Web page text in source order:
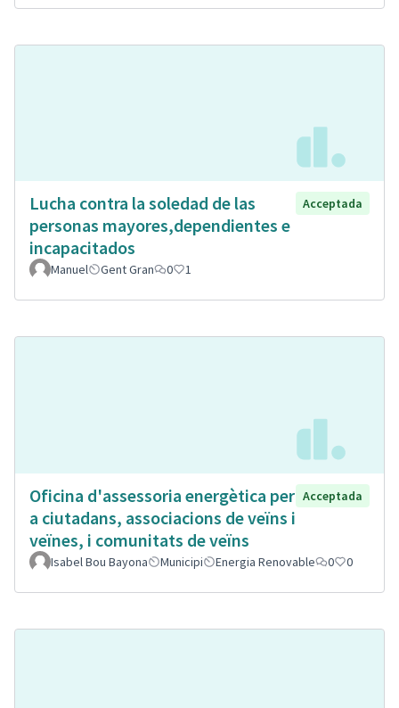
Lucha contra la soledad de las
personas mayores,dependientes e
incapacitados
Acceptada
Manuel Gent Gran 0 1
Oficina d'assessoria energètica per
a ciutadans, associacions de veïns i
veïnes, i comunitats de veïns
Acceptada
Isabel Bou Bayona Municipi Energia Renovable 0 0